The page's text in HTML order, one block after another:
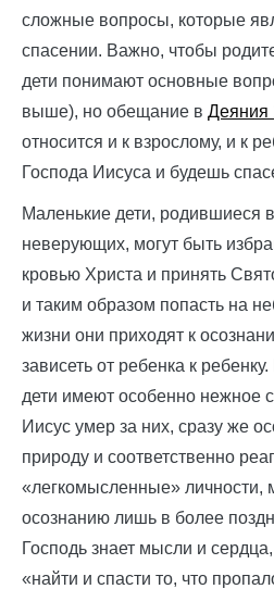
сложные вопросы, которые
спасении. Важно, чтобы
дети понимают основные
выше), но обещание в Деяния
относится и к взрослому, и к
Господа Иисуса и будешь
Маленькие дети, родившиеся
неверующих, могут быть
кровью Христа и принять
и таким образом попасть на
жизни они приходят к
зависеть от ребенка к
дети имеют особенно нежное
Иисус умер за них, сразу же
природу и соответственно
«легкомысленные» личности,
осознанию лишь в более
Господь знает мысли и
«найти и спасти то, что